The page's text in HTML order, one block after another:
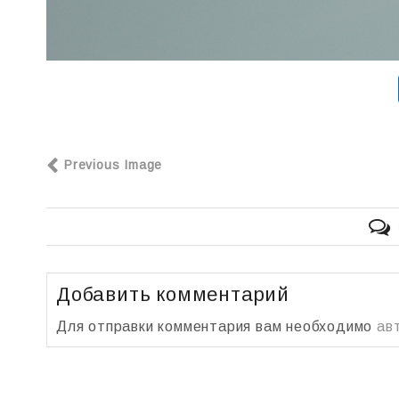
Previous Image
Добавить комментарий
Для отправки комментария вам необходимо